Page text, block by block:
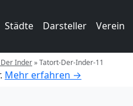
Städte Darsteller Verein
Inder»Tatort-Der-Inder-11
Mehr erfahren →